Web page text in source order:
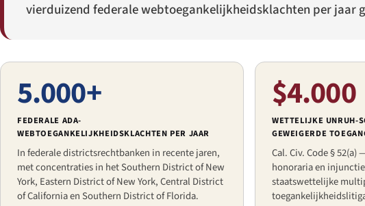
vierduizend federale webtoegankelijkheidsklachten per jaar
5.000+
FEDERALE ADA-
WEBTOEGANKELIJKHEIDSKLACHTEN PER JAAR
In federale districtsrechtbanken in recente jaren,
met concentraties in het Southern District of New
York, Eastern District of New York, Central District
of California en Southern District of Florida.
$4.000
WETTELIJKE UNRUH-
GEWEIGERDE
Cal. Civ. Code §
honoraria en
staatswettelijke